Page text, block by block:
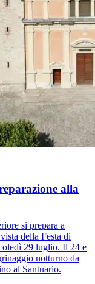
alla
si prepara a
della Festa di
29 luglio. Il 24 e
notturno da
al Santuario.